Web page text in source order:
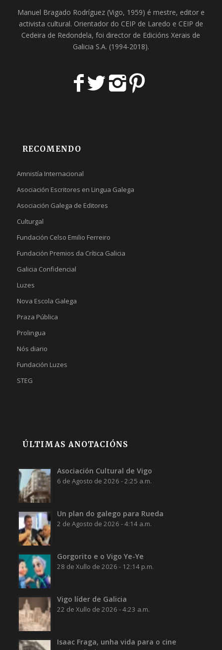
Manuel Bragado Rodríguez (Vigo, 1959) é mestre, editor e
activista cultural. Orientador do CEIP de Laredo e CEIP de
Cedeira de Redondela, foi director de Edicións Xerais de
Galicia S.A. (1994-2018).
RECOMENDO
Amnistía Internacional
Asociación Escritores en Lingua Galega
Asociación Galega de Editores
Culturgal
Fundación Celso Emilio Ferreiro
Fundación Premios da Crítica Galicia
Galicia Confidencial
Luzes
Nova Escola Galega
Praza Pública
Prolingua
Nós diario
Fundación Luzes
STEG
ÚLTIMAS ANOTACIÓNS
Asociación Cultural de Vigo
6 de Agosto de 2026 - 2:25 a.m.
Un plan do galego para Rueda
2 de Agosto de 2026 - 4:14 a.m.
Gorgorito e o Vigo Ye-Ye
28 de Xullo de 2026 - 12:14 p.m.
Vigo líder de Galicia
22 de Xullo de 2026 - 4:23 a.m.
Isaac Fraga, unha vida para o cine